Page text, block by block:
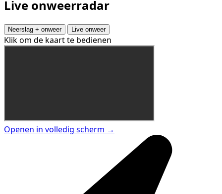
Live onweerradar
Neerslag + onweer Live onweer
Klik om de kaart te bedienen
Openen in volledig scherm →